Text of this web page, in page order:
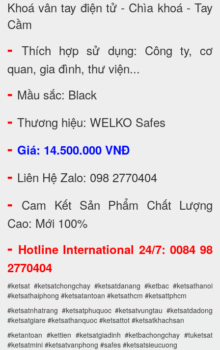
Khoá vân tay điện tử - Chìa khoá - Tay
Cầm
-Thích hợp sử dụng: Công ty, cơ
quan, gia đình, thư viện...
- Mầu sắc: Black
- Thương hiệu: WELKO Safes
- Giá: 14.500.000 VNĐ
- Liên Hệ Zalo: 098 2770404
- Cam Kết Sản Phẩm Chất Lượng
Cao: Mới 100%
- Hotline International 24/7: 0084 98
2770404
#ketsat #ketsatchongchay #ketsatdanang #ketbac #ketsathanoi
#ketsathaiphong #ketsatantoan #ketsathcm #ketsattphcm
#ketsatnhatrang #ketsatphuquoc #ketsatvungtau #ketsatdadong
#ketsatgiare #ketsathanquoc #ketsattot #ketsatkhachsan
#ketantoan #kettien #ketsatgiadinh #ketbachongchay #tuketsat
#ketsatmini #ketsatvanphong #safes #ketsatsieucuong